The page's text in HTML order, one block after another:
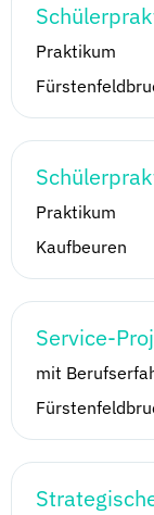
Praktikum
Praktikum
Kaufbeuren
Service-
mit